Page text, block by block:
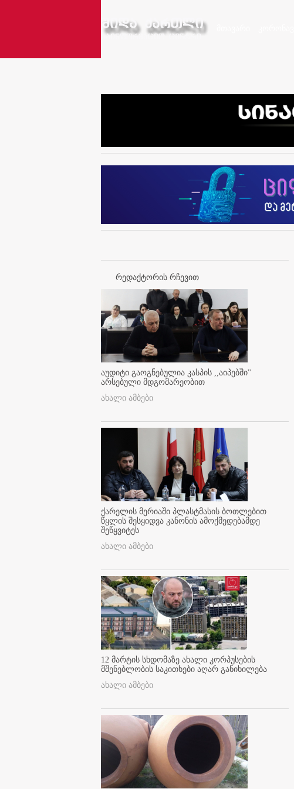
რედაქტორის რჩევით
აუდიტი გაოგნებულია კასპის ,,აიპებში''
არსებული მდგომარეობით
ახალი ამბები
ქარელის მერიაში პლასტმასის ბოთლებით
წყლის შესყიდვა კანონის ამოქმედებამდე
შეწყვიტეს
ახალი ამბები
12 მარტის სხდომაზე ახალი კორპუსების
მშენებლობის საკითხები აღარ განიხილება
ახალი ამბები